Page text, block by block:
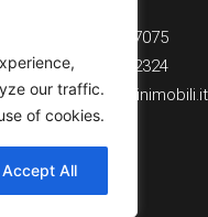
our traffic.
of cookies.
Accept All
+39 0364 637075
+39 391 7962324
info@damiolinimobili.it
Facebook
Instagram
Youtube